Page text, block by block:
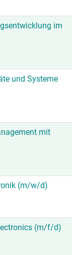
im
und Systeme
mit
(m/w/d)
(m/f/d)